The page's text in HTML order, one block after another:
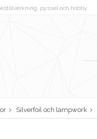
pyssel och hobby
Silverfoil och lampwork